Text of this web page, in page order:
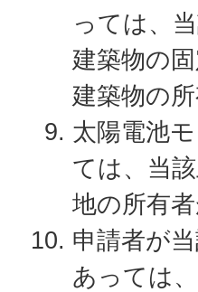
っては、
建築物の
建築物の
太陽電池
ては、当
地の所有
申請者が
あっては